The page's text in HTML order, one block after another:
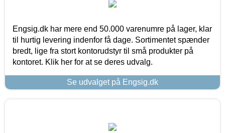
Engsig.dk har mere end 50.000 varenumre på lager, klar
til hurtig levering indenfor få dage. Sortimentet spænder
bredt, lige fra stort kontorudstyr til små produkter på
kontoret. Klik her for at se deres udvalg.
Se udvalget på Engsig.dk